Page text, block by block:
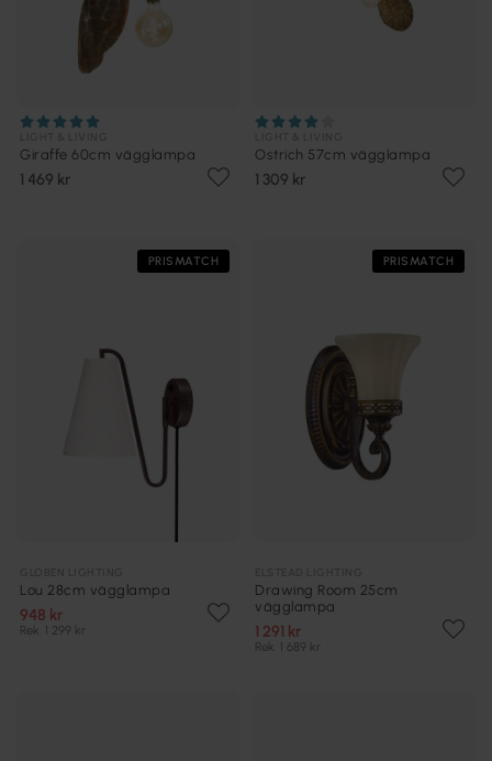
Giraffe 60cm vägglampa
1 469 kr
Ostrich 57cm vägglampa
1 309 kr
PRISMATCH
Lou 28cm vägglampa
948 kr
Rek. 1 299 kr
PRISMATCH
Drawing Room 25cm
vägglampa
1 291 kr
Rek. 1 689 kr